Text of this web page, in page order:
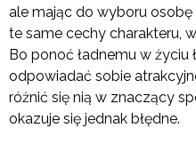
ale mając do wyboru osobę
te same cechy charakteru,
Bo ponoć ładnemu w życiu
odpowiadać sobie
różnić się nią w znaczący
okazuje się jednak błędne.